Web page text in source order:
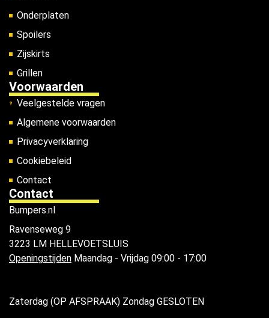
Onderplaten
Spoilers
Zijskirts
Grillen
Voorwaarden
Veelgestelde vragen
Algemene voorwaarden
Privacyverklaring
Cookiebeleid
Contact
Contact
Bumpers.nl
Ravenseweg 9
3223 LM HELLEVOETSLUIS
Openingstijden Maandag - Vrijdag 09:00 - 17:00
Zaterdag (OP AFSPRAAK) Zondag GESLOTEN